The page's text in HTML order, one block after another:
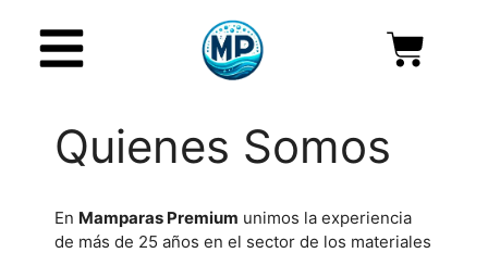
Quienes Somos
En Mamparas Premium unimos la experiencia
de más de 25 años en el sector de los materiales